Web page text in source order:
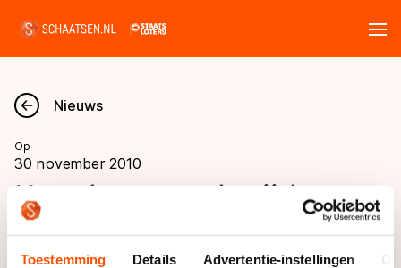
Toestemming Details Advertentie-instellingen
Nieuws
Kalender
Disciplines
Nieuws
Op
30 november 2010
Kortebaanwedstrijd voor
dames